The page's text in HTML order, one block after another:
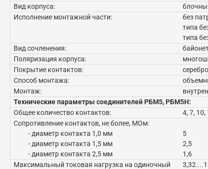
Вид корпуса:
Исполнение монтажной части:
без
типа
типа
Вид сочленения:
Поляризация корпуса:
Покрытие контактов:
серебро
Способ монтажа:
Монтаж:
Технические параметры соединителей РБМ5, РБМ5Н:
Общее количество контактов:
4, 7, 10,
Сопротивление контактов, не более, МОм:
- диаметр контакта 1,0 мм
- диаметр контакта 1,5 мм
- диаметр контакта 2,5 мм
5
2,5
1,6
Максимальный токовая нагрузка на одиночный